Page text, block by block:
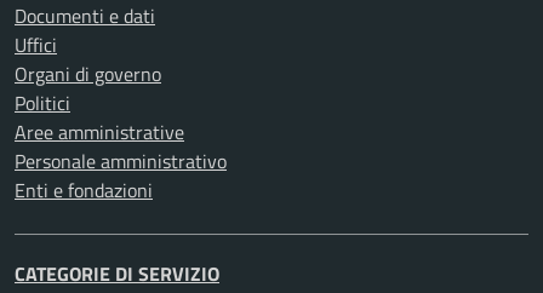
Documenti e dati
Uffici
Organi di governo
Politici
Aree amministrative
Personale amministrativo
Enti e fondazioni
CATEGORIE DI SERVIZIO